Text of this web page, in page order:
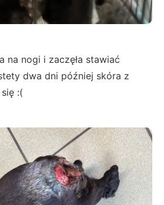
na nogi i zaczęła stawiać
dwa dni później skóra z
:(